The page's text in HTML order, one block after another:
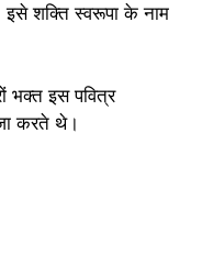
इसे शक्ति स्वरूपा के नाम
भक्त इस पवित्र
करते थे।